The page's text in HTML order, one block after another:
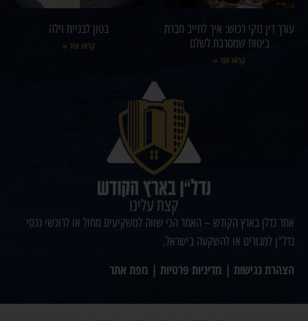
עורך דין נזקי רכוש: איך לחייב חברת
ביטוח שמסרבת לשלם
קראו עוד »
בטון לבניית וילה
קראו עוד »
קצת עלינו
אתר נדלן בארץ הקודש – האתר הכי שווה למשקיעים מחול או לרוכשי נכסי
נדל"ן למגורים או להשקעה בישראל.
הצהרת נגישות | מדיניות פרטיות | מפת אתר